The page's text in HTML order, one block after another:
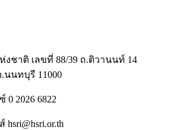
ชาติ เลขที่ 88/39 ถ.ติวานนท์ 14
นนทบุรี 11000
0 2026 6822